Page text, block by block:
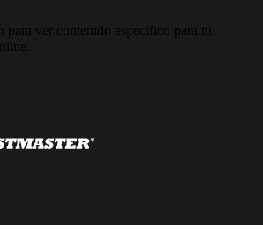
ver contenido específico para tu